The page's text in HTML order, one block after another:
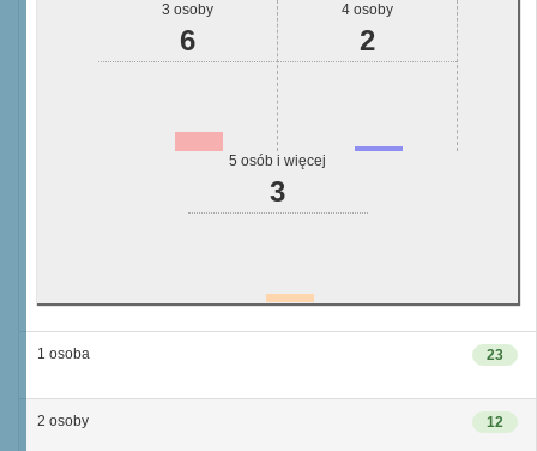
3 osoby
6
4 osoby
2
5 osób i więcej
3
23
1 osoba
12
2 osoby